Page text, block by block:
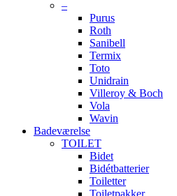
–
Purus
Roth
Sanibell
Termix
Toto
Unidrain
Villeroy & Boch
Vola
Wavin
Badeværelse
TOILET
Bidet
Bidétbatterier
Toiletter
Toiletpakker